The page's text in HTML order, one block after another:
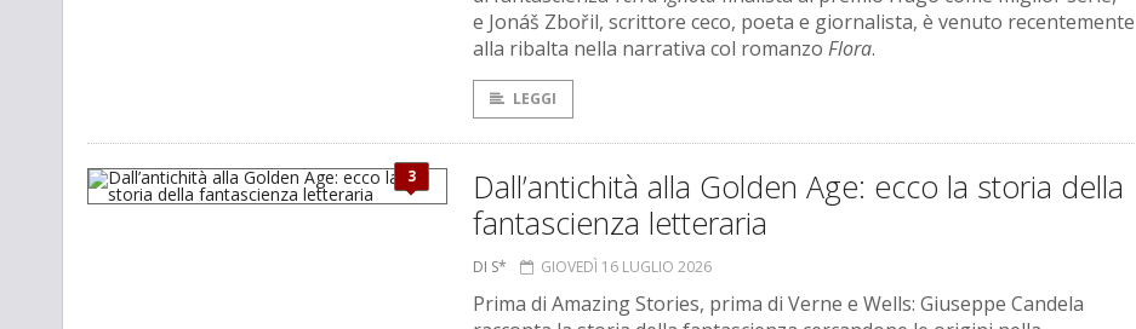
e Jonáš Zbořil, scrittore ceco, poeta e giornalista, è venuto recentemente
alla ribalta nella narrativa col romanzo Flora.
LEGGI
3
Dall’antichità alla Golden Age: ecco la storia della
fantascienza letteraria
DI S* GIOVEDÌ 16 LUGLIO 2026
Prima di Amazing Stories, prima di Verne e Wells: Giuseppe Candela